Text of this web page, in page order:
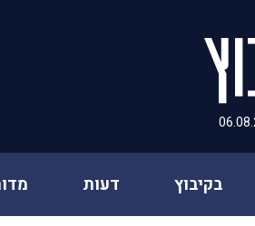
בקיבוץ דעות